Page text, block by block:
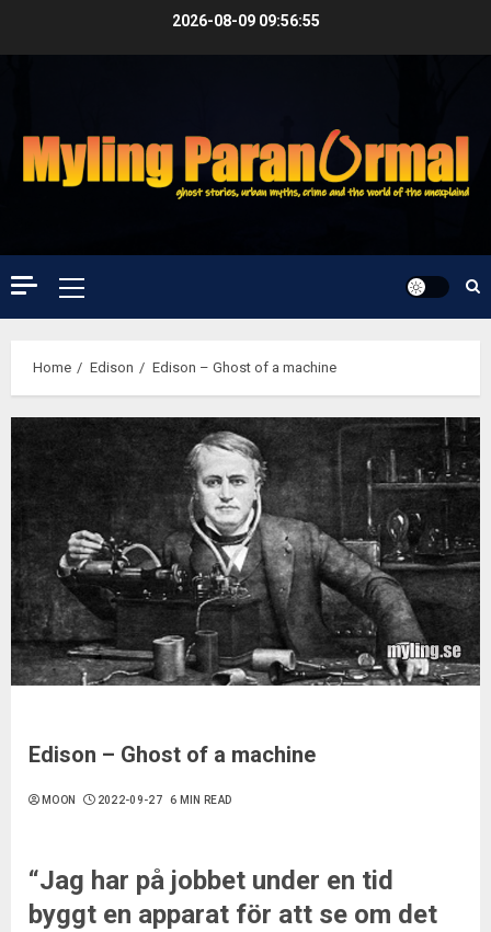
2026-08-09 09:56:56
Primary
Menu
Home Edison Edison – Ghost of a machine
Edison – Ghost of a machine
MOON 2022-09-27 6 MIN READ
“Jag har på jobbet under en tid
byggt en apparat för att se om det